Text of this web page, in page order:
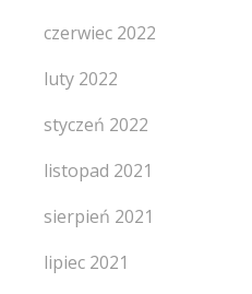
czerwiec 2022
luty 2022
styczeń 2022
listopad 2021
sierpień 2021
lipiec 2021